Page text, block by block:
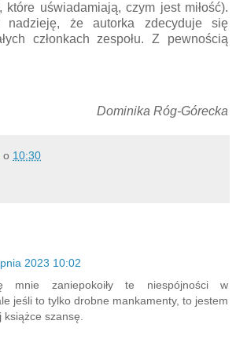
które uświadamiają, czym jest miłość).
nadzieję, że autorka zdecyduje się
członkach zespołu. Z pewnością
Dominika Róg-Górecka
o 10:30
2023 10:02
mnie zaniepokoiły te niespójności w
jeśli to tylko drobne mankamenty, to jestem
szansę.